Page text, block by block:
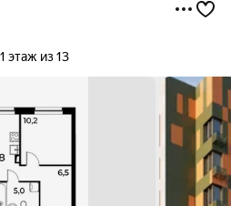
1 этаж из 13